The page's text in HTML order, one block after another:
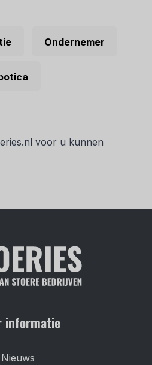
Ondernemer
voor u kunnen
informatie
Nieuws